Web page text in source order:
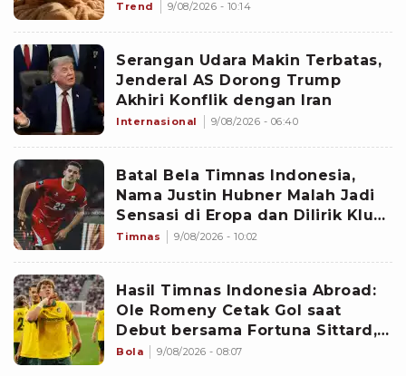
Makin Dekat dengan Si Dia
Trend 9/08/2026 - 10:14
Serangan Udara Makin Terbatas,
Jenderal AS Dorong Trump
Akhiri Konflik dengan Iran
Internasional 9/08/2026 - 06:40
Batal Bela Timnas Indonesia,
Nama Justin Hubner Malah Jadi
Sensasi di Eropa dan Dilirik Klub
Kasta Teratas
Timnas 9/08/2026 - 10:02
Hasil Timnas Indonesia Abroad:
Ole Romeny Cetak Gol saat
Debut bersama Fortuna Sittard,
Justin Hubner Main Penuh
Bola 9/08/2026 - 08:07